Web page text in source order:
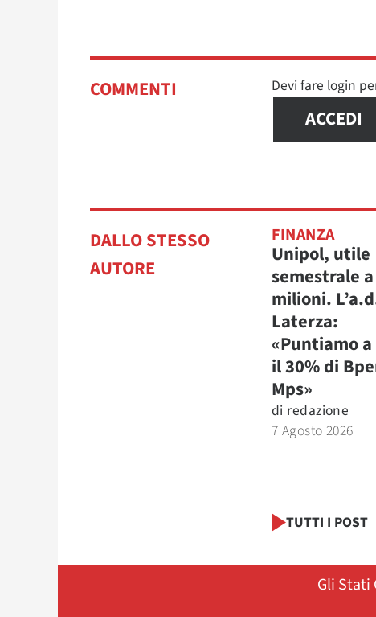
COMMENTI Devi fare login
ACCEDI
DALLO STESSO
AUTORE
FINANZA
Unipol, utile
semestrale
milioni.
Laterza:
«Puntiamo
il 30% di
Mps»
di redazione
7 Agosto 2026
TUTTI I POST
Gli